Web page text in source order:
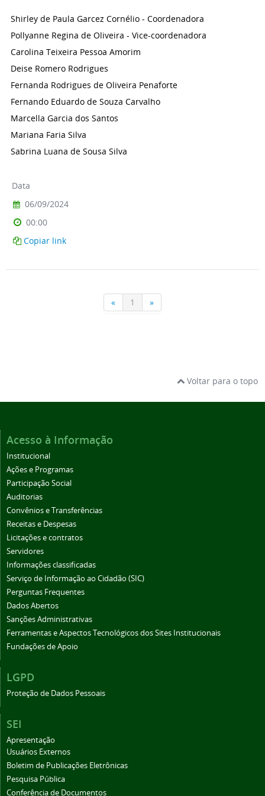
Voltar para o topo
Acesso à Informação
Institucional
Ações e Programas
Participação Social
Auditorias
Convênios e Transferências
Receitas e Despesas
Licitações e contratos
Servidores
Informações classificadas
Serviço de Informação ao Cidadão (SIC)
Perguntas Frequentes
Dados Abertos
Sanções Administrativas
Ferramentas e Aspectos Tecnológicos dos Sites Institucionais
Fundações de Apoio
LGPD
Proteção de Dados Pessoais
SEI
Apresentação
Usuários Externos
Boletim de Publicações Eletrônicas
Pesquisa Pública
Conferência de Documentos